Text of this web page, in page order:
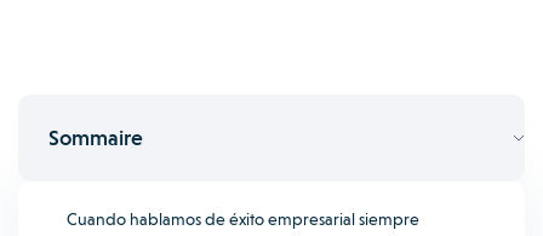
Sommaire
Cuando hablamos de éxito empresarial siempre